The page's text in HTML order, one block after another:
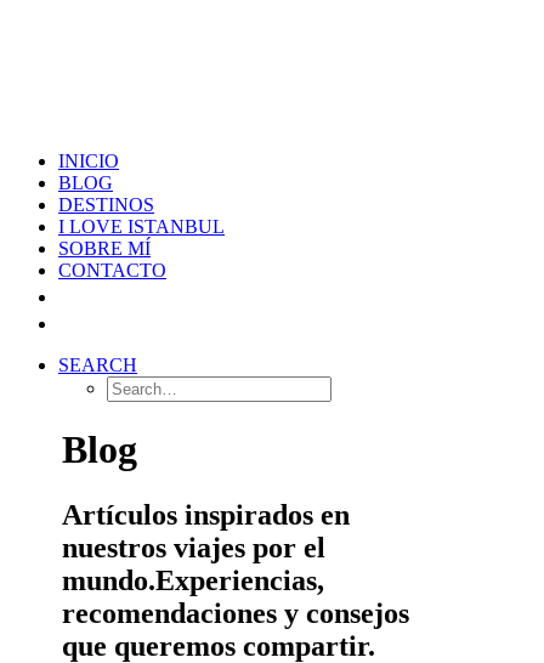
INICIO
BLOG
DESTINOS
I LOVE ISTANBUL
SOBRE MÍ
CONTACTO
SEARCH
Blog
Artículos inspirados en
nuestros viajes por el
mundo.Experiencias,
recomendaciones y consejos
que queremos compartir.